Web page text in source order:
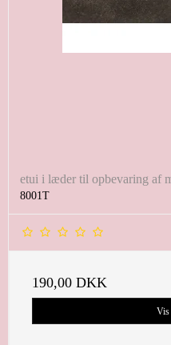
etui i læder til opbevaring af
8001T
190,00 DKK
Vis